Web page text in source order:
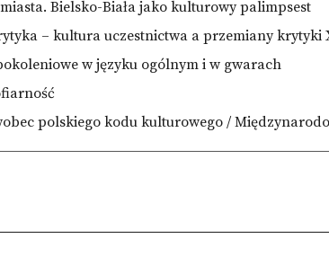
Bielsko-Biała jako kulturowy palimpsest
– kultura uczestnictwa a przemiany krytyki
w języku ogólnym i w gwarach
polskiego kodu kulturowego /